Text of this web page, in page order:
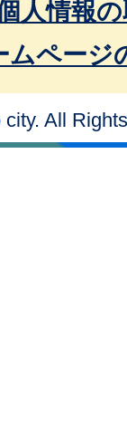
人情報
ムページ
All